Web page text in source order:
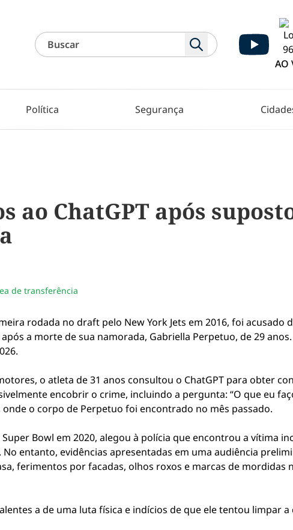
AO
Política Segurança
ao ChatGPT após
de transferência
rodada no draft pelo New York Jets em 2016, foi acusado
a morte de sua namorada, Gabriella Perpetuo, de 29
o atleta de 31 anos consultou o ChatGPT para obter
encobrir o crime, incluindo a pergunta: “O que eu
o corpo de Perpetuo foi encontrado no mês passado.
Bowl em 2020, alegou à polícia que encontrou a vítima
entanto, evidências apresentadas em uma audiência
ferimentos por facadas, olhos roxos e marcas de mordidas
a de uma luta física e indícios de que ele tentou limpar a